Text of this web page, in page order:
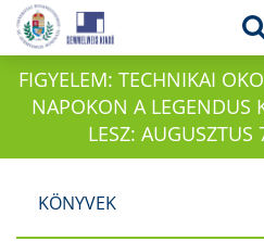
FIGYELEM: TECHNIKAI
NAPOKON A LEGENDUS
LESZ:
KÖNYVEK